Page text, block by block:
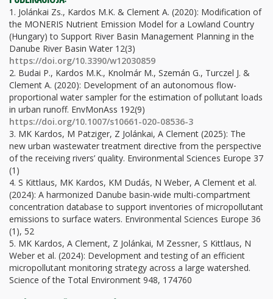
1. Jolánkai Zs., Kardos M.K. & Clement A. (2020): Modification of
the MONERIS Nutrient Emission Model for a Lowland Country
(Hungary) to Support River Basin Management Planning in the
Danube River Basin Water 12(3)
https://doi.org/10.3390/w12030859
2. Budai P., Kardos M.K., Knolmár M., Szemán G., Turczel J. &
Clement A. (2020): Development of an autonomous flow-
proportional water sampler for the estimation of pollutant loads
in urban runoff. EnvMonAss 192(9)
https://doi.org/10.1007/s10661-020-08536-3
3. MK Kardos, M Patziger, Z Jolánkai, A Clement (2025): The
new urban wastewater treatment directive from the perspective
of the receiving rivers’ quality. Environmental Sciences Europe 37
(1)
4. S Kittlaus, MK Kardos, KM Dudás, N Weber, A Clement et al.
(2024): A harmonized Danube basin-wide multi-compartment
concentration database to support inventories of micropollutant
emissions to surface waters. Environmental Sciences Europe 36
(1), 52
5. MK Kardos, A Clement, Z Jolánkai, M Zessner, S Kittlaus, N
Weber et al. (2024): Development and testing of an efficient
micropollutant monitoring strategy across a large watershed.
Science of the Total Environment 948, 174760